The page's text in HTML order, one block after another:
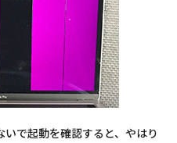
で起動を確認すると、やはり